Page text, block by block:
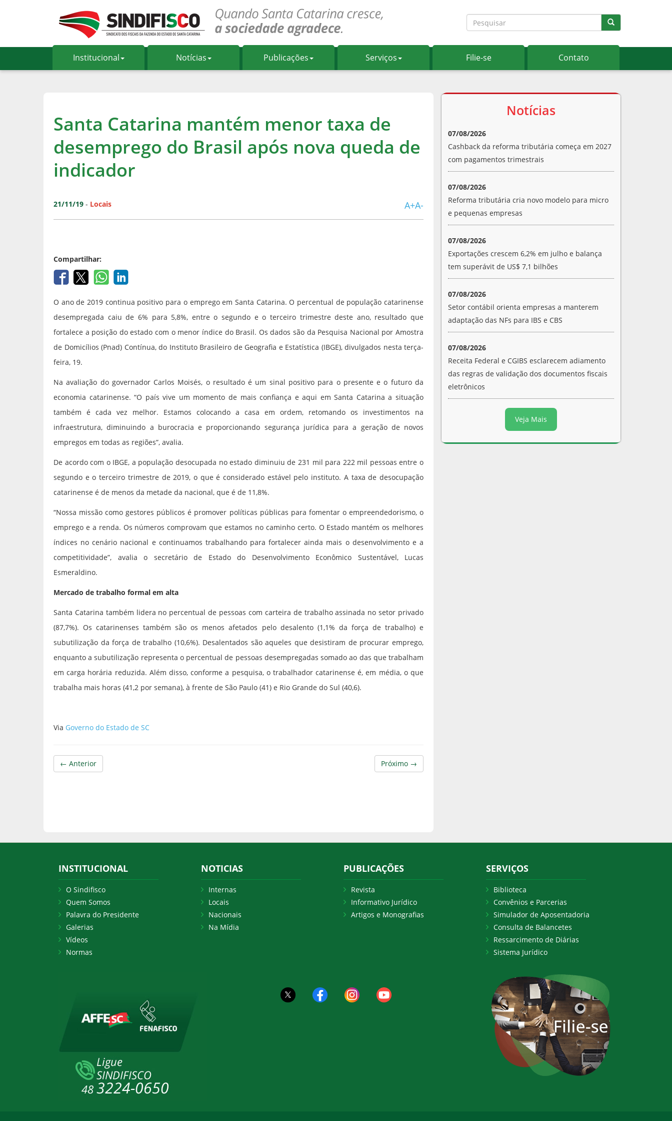
Institucional Notícias Publicações Serviços Filie-se Contato
Santa Catarina mantém menor taxa de
desemprego do Brasil após nova queda de
indicador
21/11/19 - Locais A+A-
Compartilhar:
O ano de 2019 continua positivo para o emprego em Santa Catarina. O percentual de população catarinense
desempregada caiu de 6% para 5,8%, entre o segundo e o terceiro trimestre deste ano, resultado que
fortalece a posição do estado com o menor índice do Brasil. Os dados são da Pesquisa Nacional por Amostra
de Domicílios (Pnad) Contínua, do Instituto Brasileiro de Geografia e Estatística (IBGE), divulgados nesta terça-
feira, 19.
Na avaliação do governador Carlos Moisés, o resultado é um sinal positivo para o presente e o futuro da
economia catarinense. “O país vive um momento de mais confiança e aqui em Santa Catarina a situação
também é cada vez melhor. Estamos colocando a casa em ordem, retomando os investimentos na
infraestrutura, diminuindo a burocracia e proporcionando segurança jurídica para a geração de novos
empregos em todas as regiões”, avalia.
De acordo com o IBGE, a população desocupada no estado diminuiu de 231 mil para 222 mil pessoas entre o
segundo e o terceiro trimestre de 2019, o que é considerado estável pelo instituto. A taxa de desocupação
catarinense é de menos da metade da nacional, que é de 11,8%.
“Nossa missão como gestores públicos é promover políticas públicas para fomentar o empreendedorismo, o
emprego e a renda. Os números comprovam que estamos no caminho certo. O Estado mantém os melhores
índices no cenário nacional e continuamos trabalhando para fortalecer ainda mais o desenvolvimento e a
competitividade”, avalia o secretário de Estado do Desenvolvimento Econômico Sustentável, Lucas
Esmeraldino.
Mercado de trabalho formal em alta
Santa Catarina também lidera no percentual de pessoas com carteira de trabalho assinada no setor privado
(87,7%). Os catarinenses também são os menos afetados pelo desalento (1,1% da força de trabalho) e
subutilização da força de trabalho (10,6%). Desalentados são aqueles que desistiram de procurar emprego,
enquanto a subutilização representa o percentual de pessoas desempregadas somado ao das que trabalham
em carga horária reduzida. Além disso, conforme a pesquisa, o trabalhador catarinense é, em média, o que
trabalha mais horas (41,2 por semana), à frente de São Paulo (41) e Rio Grande do Sul (40,6).
Via Governo do Estado de SC
Próximo →
← Anterior
Notícias
07/08/2026
Cashback da reforma tributária começa em 2027
com pagamentos trimestrais
07/08/2026
Reforma tributária cria novo modelo para micro
e pequenas empresas
07/08/2026
Exportações crescem 6,2% em julho e balança
tem superávit de US$ 7,1 bilhões
07/08/2026
Setor contábil orienta empresas a manterem
adaptação das NFs para IBS e CBS
07/08/2026
Receita Federal e CGIBS esclarecem adiamento
das regras de validação dos documentos fiscais
eletrônicos
Veja Mais
INSTITUCIONAL
O Sindifisco
Quem Somos
Palavra do Presidente
Galerias
Vídeos
Normas
NOTICIAS
Internas
Locais
Nacionais
Na Mídia
PUBLICAÇÕES
Revista
Informativo Jurídico
Artigos e Monografias
SERVIÇOS
Biblioteca
Convênios e Parcerias
Simulador de Aposentadoria
Consulta de Balancetes
Ressarcimento de Diárias
Sistema Jurídico